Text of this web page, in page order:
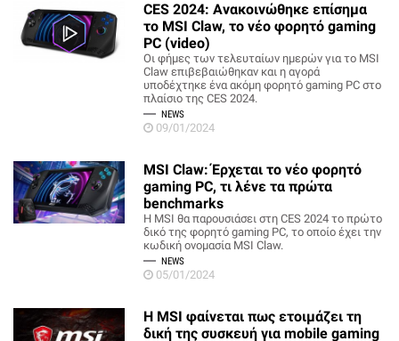
CES 2024: Ανακοινώθηκε επίσημα
το MSI Claw, το νέο φορητό gaming
PC (video)
Οι φήμες των τελευταίων ημερών για το MSI
Claw επιβεβαιώθηκαν και η αγορά
υποδέχτηκε ένα ακόμη φορητό gaming PC στο
πλαίσιο της CES 2024.
NEWS
09/01/2024
MSI Claw: Έρχεται το νέο φορητό
gaming PC, τι λένε τα πρώτα
benchmarks
H MSI θα παρουσιάσει στη CES 2024 το πρώτο
δικό της φορητό gaming PC, το οποίο έχει την
κωδική ονομασία MSI Claw.
NEWS
05/01/2024
Η MSI φαίνεται πως ετοιμάζει τη
δική της συσκευή για mobile gaming